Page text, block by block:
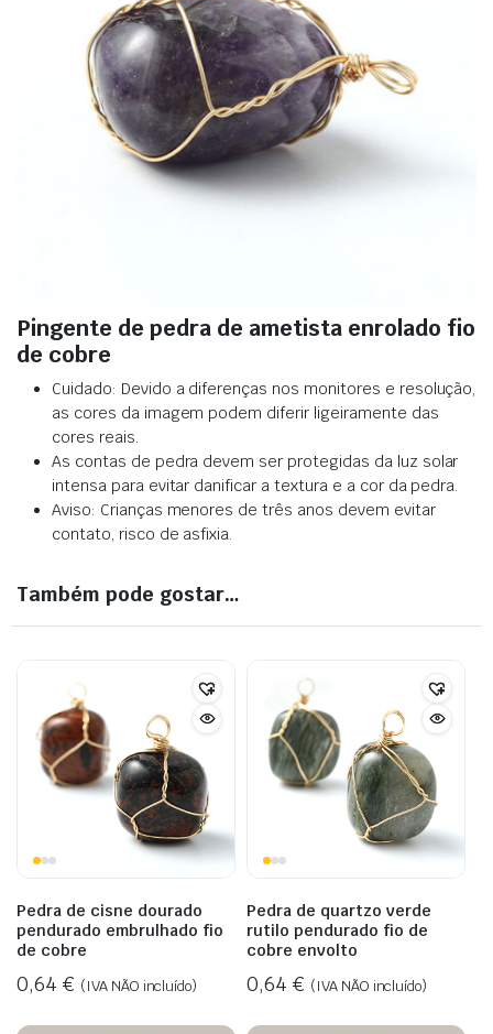
Pingente de pedra de ametista enrolado fio
de cobre
Cuidado: Devido a diferenças nos monitores e resolução,
as cores da imagem podem diferir ligeiramente das
cores reais.
As contas de pedra devem ser protegidas da luz solar
intensa para evitar danificar a textura e a cor da pedra.
Aviso: Crianças menores de três anos devem evitar
contato, risco de asfixia.
Também pode gostar…
Pedra de cisne dourado
pendurado embrulhado fio
de cobre
0,64 € (IVA NÃO incluído)
Pedra de quartzo verde
rutilo pendurado fio de
cobre envolto
0,64 € (IVA NÃO incluído)